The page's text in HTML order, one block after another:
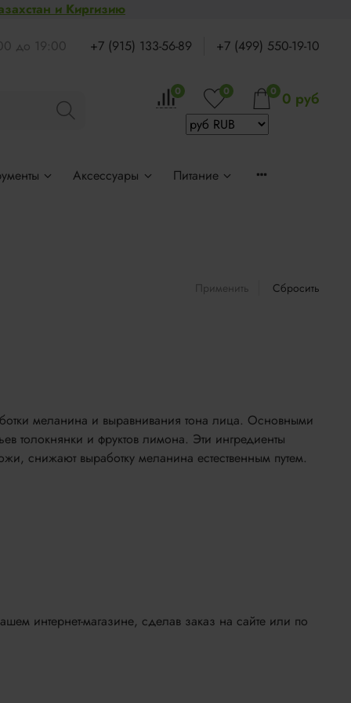
и Киргизию
до 19:00 +7 (915) 133-56-89 +7 (499) 550-19-10
0 0 0 0 руб
Аксессуары Питание
Применить Сбросить
меланина и выравнивания тона лица. Основными
толокнянки и фруктов лимона. Эти ингредиенты
снижают выработку меланина естественным путем.
интернет-магазине, сделав заказ на сайте или по